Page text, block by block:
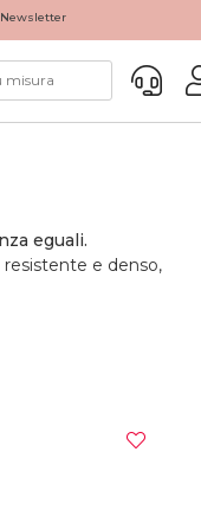
eguali.
e denso,